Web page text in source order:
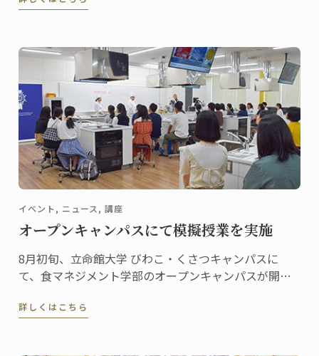
イベント, ニュース, 講座
オープンキャンパスにて模擬授業を実施
8月初旬、立命館大学 びわこ・くさつキャンパスに
て、食マネジメント学部のオープンキャンパスが開催
詳しくはこちら